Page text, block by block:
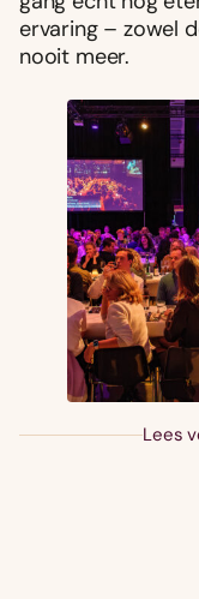
ervaring – zowel
nooit meer.
Lees